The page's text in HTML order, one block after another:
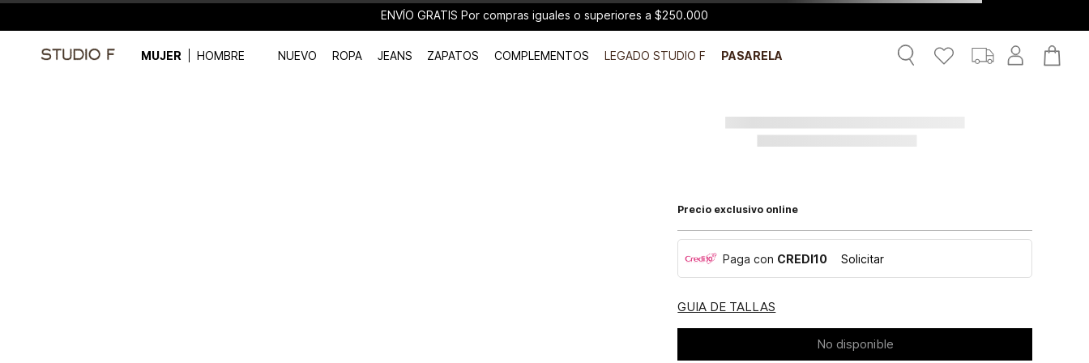
ENVÍO GRATIS Por compras iguales o superiores a $250.000
MUJER HOMBRE NUEVO ROPA JEANS ZAPATOS COMPLEMENTOS LEGADO STUDIO F PASARELA
Precio exclusivo online
Paga con CREDI10 Solicitar
GUIA DE TALLAS
No disponible